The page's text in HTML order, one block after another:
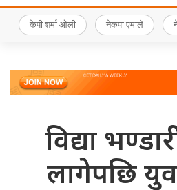
केपी शर्मा ओली नेकपा एमाले
विद्या
लागेपछि